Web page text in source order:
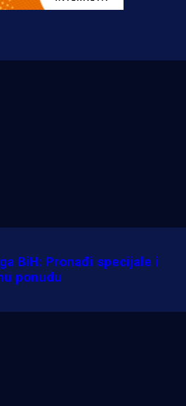
BiH: Pronađi specijale i
ponudu